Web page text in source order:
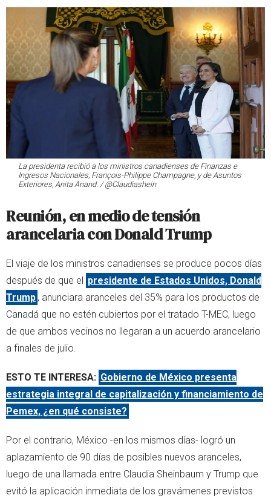
La presidenta recibió a los ministros canadienses de Finanzas e
Ingresos Nacionales, François-Philippe Champagne, y de Asuntos
Exteriores, Anita Anand. / @Claudiashein
Reunión, en medio de tensión
arancelaria con Donald Trump
El viaje de los ministros canadienses se produce pocos días
después de que el presidente de Estados Unidos, Donald
Trump , anunciara aranceles del 35% para los productos de
Canadá que no estén cubiertos por el tratado T-MEC, luego
de que ambos vecinos no llegaran a un acuerdo arancelario
a finales de julio.
ESTO TE INTERESA: Gobierno de México presenta
estrategia integral de capitalización y financiamiento de
Pemex, ¿en qué consiste?
Por el contrario, México -en los mismos días- logró un
aplazamiento de 90 días de posibles nuevos aranceles,
luego de una llamada entre Claudia Sheinbaum y Trump que
evitó la aplicación inmediata de los gravámenes previstos